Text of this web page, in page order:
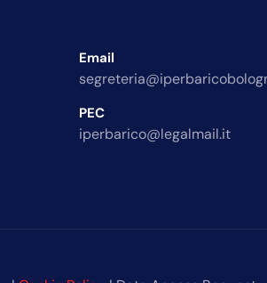
Email
PEC
iperbarico@legalmail.it